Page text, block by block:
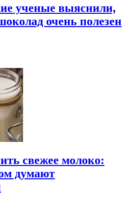
ученые выяснили,
очень полезен
свежее молоко:
думают